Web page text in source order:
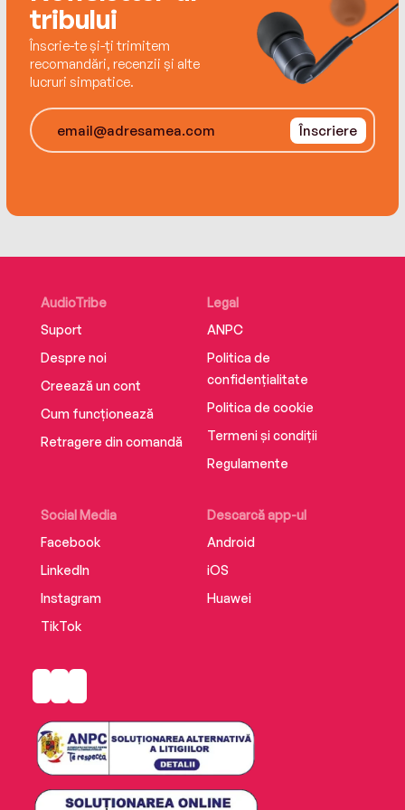
tribului
Înscrie-te și-ți trimitem
recomandări, recenzii și alte
lucruri simpatice.
Înscriere
AudioTribe
Suport
Despre noi
Creează un cont
Cum funcționează
Retragere din comandă
Social Media
Facebook
LinkedIn
Instagram
TikTok
Descarcă app-ul
Android
iOS
Huawei
Legal
ANPC
Politica de
confidențialitate
Politica de cookie
Termeni și condiții
Regulamente